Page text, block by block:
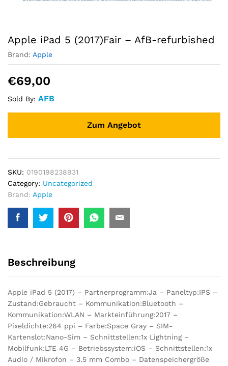
Apple iPad 5 (2017)Fair – AfB-refurbished
Brand: Apple
€69,00
Sold By: AFB
Zum Angebot
SKU: 0190198238931
Category: Uncategorized
Brand: Apple
Beschreibung
Apple iPad 5 (2017) – Partnerprogramm:Ja – Paneltyp:IPS –
Zustand:Gebraucht – Kommunikation:Bluetooth –
Kommunikation:WLAN – Markteinführung:2017 –
Pixeldichte:264 ppi – Farbe:Space Gray – SIM-
Kartenslot:Nano-Sim – Schnittstellen:1x Lightning –
Mobilfunk:LTE 4G – Betriebssystem:iOS – Schnittstellen:1x
Audio / Mikrofon – 3.5 mm Combo – Datenspeichergröße